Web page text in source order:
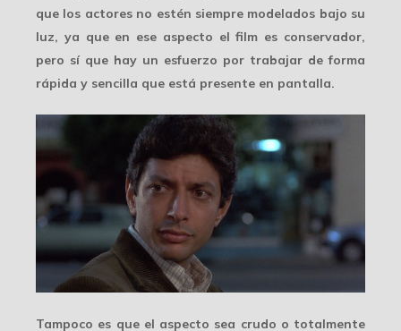
que los actores no estén siempre modelados bajo su
luz, ya que en ese aspecto el film es conservador,
pero sí que hay un esfuerzo por trabajar de forma
rápida y sencilla que está presente en pantalla.
Tampoco es que el aspecto sea crudo o totalmente